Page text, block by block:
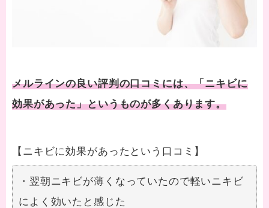
メルラインの良い評判の口コミには、「ニキビに
効果があった」というものが多くあります。
【ニキビに効果があったという口コミ】
・翌朝ニキビが薄くなっていたので軽いニキビ
によく効いたと感じた